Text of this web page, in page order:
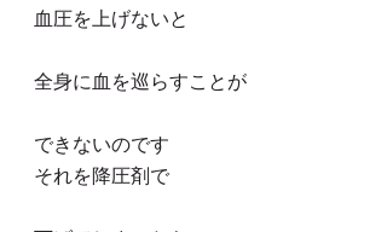
血圧を上げないと
全身に血を巡らすことが
できないのです
それを降圧剤で